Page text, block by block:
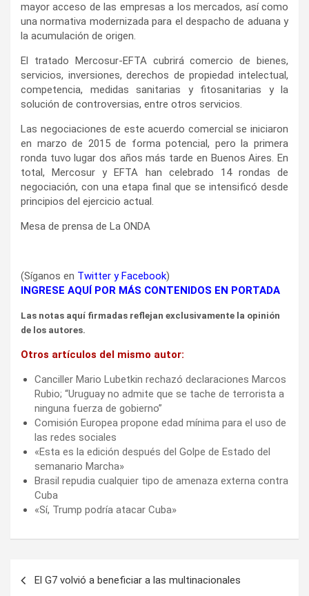
mayor acceso de las empresas a los mercados, así como
una normativa modernizada para el despacho de aduana y
la acumulación de origen.
El tratado Mercosur-EFTA cubrirá comercio de bienes,
servicios, inversiones, derechos de propiedad intelectual,
competencia, medidas sanitarias y fitosanitarias y la
solución de controversias, entre otros servicios.
Las negociaciones de este acuerdo comercial se iniciaron
en marzo de 2015 de forma potencial, pero la primera
ronda tuvo lugar dos años más tarde en Buenos Aires. En
total, Mercosur y EFTA han celebrado 14 rondas de
negociación, con una etapa final que se intensificó desde
principios del ejercicio actual.
Mesa de prensa de La ONDA
(Síganos en Twitter y Facebook)
INGRESE AQUÍ POR MÁS CONTENIDOS EN PORTADA
Las notas aquí firmadas reflejan exclusivamente la opinión
de los autores.
Otros artículos del mismo autor:
Canciller Mario Lubetkin rechazó declaraciones Marcos
Rubio; “Uruguay no admite que se tache de terrorista a
ninguna fuerza de gobierno”
Comisión Europea propone edad mínima para el uso de
las redes sociales
«Esta es la edición después del Golpe de Estado del
semanario Marcha»
Brasil repudia cualquier tipo de amenaza externa contra
Cuba
«Sí, Trump podría atacar Cuba»
El G7 volvió a beneficiar a las multinacionales